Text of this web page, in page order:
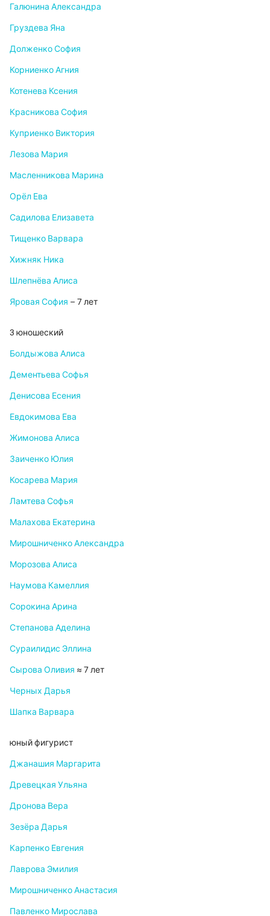
Галюнина Александра
Груздева Яна
Долженко София
Корниенко Агния
Котенева Ксения
Красникова София
Куприенко Виктория
Лезова Мария
Масленникова Марина
Орёл Ева
Садилова Елизавета
Тищенко Варвара
Хижняк Ника
Шлепнёва Алиса
Яровая София – 7 лет
3 юношеский
Болдыжова Алиса
Дементьева Софья
Денисова Есения
Евдокимова Ева
Жимонова Алиса
Заиченко Юлия
Косарева Мария
Ламтева Софья
Малахова Екатерина
Мирошниченко Александра
Морозова Алиса
Наумова Камеллия
Сорокина Арина
Степанова Аделина
Сураилидис Эллина
Сырова Оливия ≈ 7 лет
Черных Дарья
Шапка Варвара
юный фигурист
Джанашия Маргарита
Древецкая Ульяна
Дронова Вера
Зезёра Дарья
Карпенко Евгения
Лаврова Эмилия
Мирошниченко Анастасия
Павленко Мирослава